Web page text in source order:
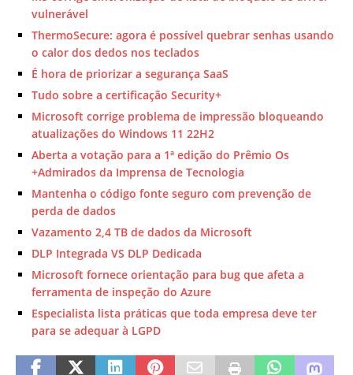
vulnerável
ThermoSecure: agora é possível quebrar senhas usando
o calor dos dedos nos teclados
É hora de priorizar a segurança SaaS
Tudo sobre a certificação Security+
Microsoft corrige problema de impressão bloqueando
atualizações do Windows 11 22H2
Aberta a votação para a 1ª edição do Prêmio Os
+Admirados da Imprensa de Tecnologia
Mantenha o código fonte seguro com prevenção de
perda de dados
Vazamento 2,4 TB de dados da Microsoft
DLP Integrada VS DLP Dedicada
Microsoft fornece orientação para bug que afeta a
ferramenta de inspeção do Azure
Especialista lista práticas que toda empresa deve ter
para se adequar à LGPD